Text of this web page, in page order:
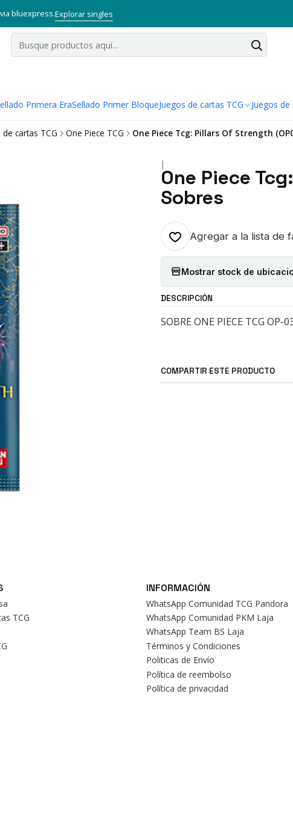
Primera EraSellado Primer BloqueJuegos de cartas TCG Juegos de
bluexpress.Explorar singles
de cartas TCG One Piece TCG One Piece Tcg: Pillars Of Strength
|
One Piece
Sobres
Agregar a la lista de
Mostrar stock de
DESCRIPCIÓN
SOBRE ONE PIECE TCG OP-
COMPARTIR ESTE PRODUCTO
TCG
INFORMACIÓN
WhatsApp Comunidad TCG Pandora
WhatsApp Comunidad PKM Laja
WhatsApp Team BS Laja
Términos y Condiciones
Politicas de Envío
Política de reembolso
Política de privacidad